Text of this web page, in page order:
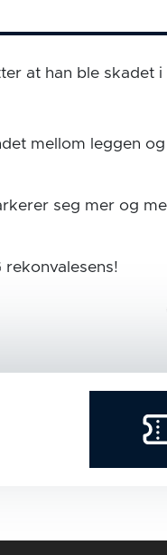
at han ble skadet
mellom leggen
seg mer og
rekonvalesens!